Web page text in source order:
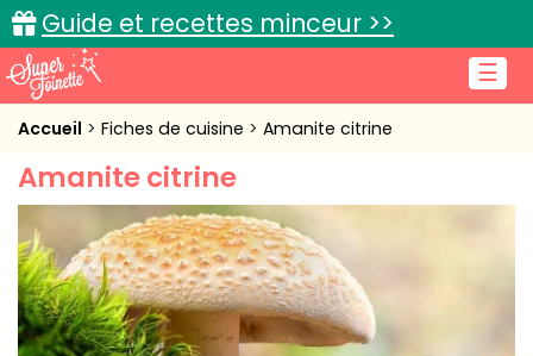
☰
Guide et recettes minceur >>
Accueil
Recettes de cuisine
Cuisine pratique
L'actu cuisine
Accueil Fiches de cuisine Amanite citrine
Amanite citrine